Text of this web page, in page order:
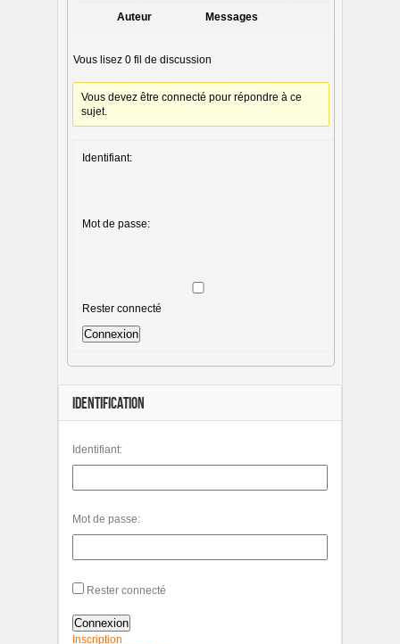
Auteur Messages
Vous lisez 0 fil de discussion
Vous devez être connecté pour répondre à ce
sujet.
Identifiant:
Mot de passe:
Rester connecté
Connexion
IDENTIFICATION
Identifiant:
Mot de passe:
Rester connecté
Connexion
Inscription